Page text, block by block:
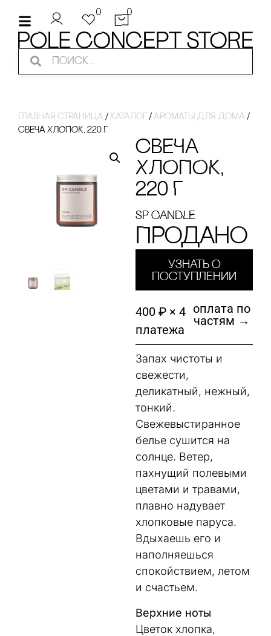
0 0
Главная страница / Каталог / ароматы для дома /
сВЕЧА ХЛОПОК, 220 Г
сВЕЧА
ХЛОПОК,
220 Г
SP CANDLE
Продано
Узнать о
поступлении
400 ₽ × 4
платежа
оплата по
частям →
Запах чистоты и
свежести,
деликатный, нежный,
тонкий.
Свежевыстиранное
белье сушится на
солнце. Ветер,
пахнущий полевыми
цветами и травами,
плавно надувает
хлопковые паруса.
Вдыхаешь его и
наполняешься
спокойствием, летом
и счастьем.
Верхние ноты
Цветок хлопка,